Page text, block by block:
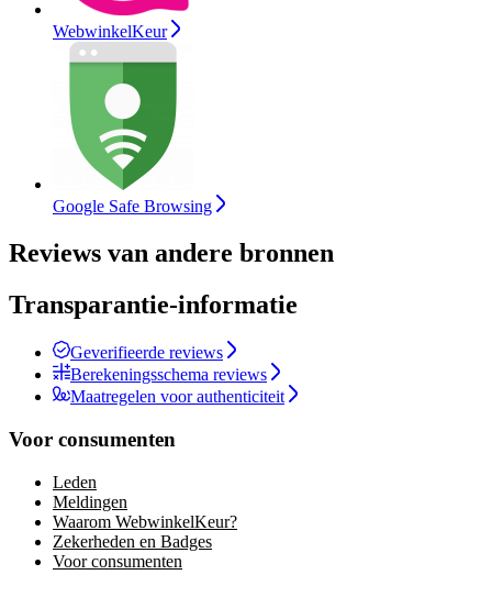
WebwinkelKeur
Google Safe Browsing
Reviews van andere bronnen
Transparantie-informatie
Geverifieerde reviews
Berekeningsschema reviews
Maatregelen voor authenticiteit
Voor consumenten
Leden
Meldingen
Waarom WebwinkelKeur?
Zekerheden en Badges
Voor consumenten